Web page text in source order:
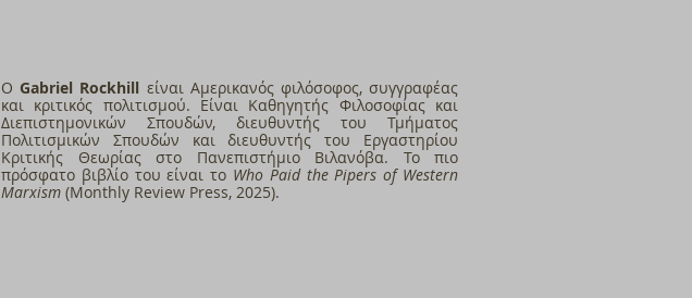
ΟGabriel Rockhill είναι Αμερικανός φιλόσοφος, συγγραφέας
και κριτικός πολιτισμού. Είναι Καθηγητής Φιλοσοφίας και
Διεπιστημονικών Σπουδών, διευθυντής του Τμήματος
Πολιτισμικών Σπουδών και διευθυντής του Εργαστηρίου
Κριτικής Θεωρίας στο Πανεπιστήμιο Βιλανόβα. To πιο
πρόσφατο βιβλίο του είναι το Who Paid the Pipers of Western
Marxism (Monthly Review Press, 2025).